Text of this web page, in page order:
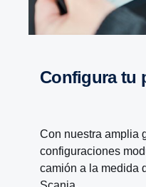
Confi­gura
Con nuestra amplia
configuraciones
camión a la medida